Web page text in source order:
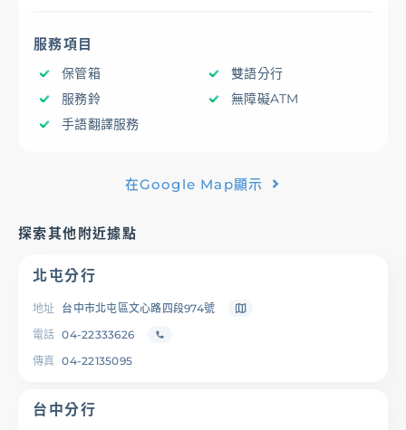
貸款
存匯
財富管理/信託/保險
數位生活
服務項目
保管箱
雙語分行
服務鈴
無障礙ATM
手語翻譯服務
在Google Map顯示
探索其他附近據點
北屯分行
地址 台中市北屯區文心路四段974號
電話 04-22333626
傳真 04-22135095
台中分行